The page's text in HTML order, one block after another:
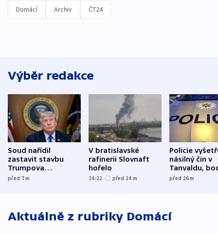
Domácí Archiv ČT24
Výběr redakce
Soud nařídil
zastavit stavbu
Trumpova
tanečního sálu
před 7m
V bratislavské
rafinerii Slovnaft
hořelo
14:22 před 24 m
Policie
násilný čin v
Tanvaldu,
zranění při
před 26m
Aktuálně z rubriky Domácí